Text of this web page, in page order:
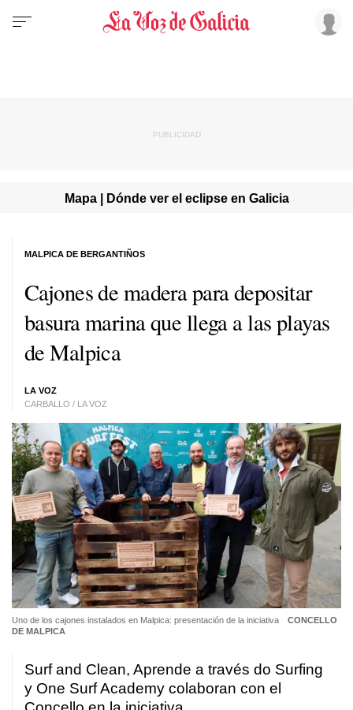
Mapa | Dónde ver el eclipse en Galicia
Cajones de madera para depositar
basura marina que llega a las playas
de Malpica
LA VOZ
CARBALLO / LA VOZ
MALPICA DE BERGANTIÑOS
Uno de los cajones instalados en Malpica: presentación de la iniciativa
CONCELLO
DE MALPICA
Surf and Clean, Aprende a través do Surfing
y One Surf Academy colaboran con el